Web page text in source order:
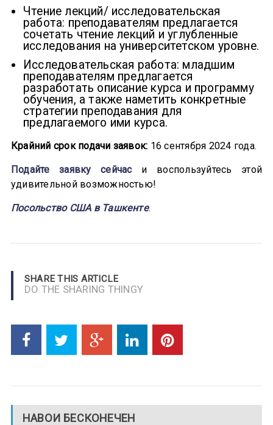
Чтение лекций/ исследовательская
работа: преподавателям предлагается
сочетать чтение лекций и углубленные
исследования на университетском уровне.
Исследовательская работа: младшим
преподавателям предлагается
разработать описание курса и программу
обучения, а также наметить конкретные
стратегии преподавания для
предлагаемого ими курса.
Крайний срок подачи заявок: 16 сентября 2024 года.
Подайте заявку сейчаси воспользуйтесь этой
удивительной возможностью!
Посольство США в Ташкенте.
SHARE THIS ARTICLE
DO THE SHARING THINGY
НАВОИ БЕСКОНЕЧЕН